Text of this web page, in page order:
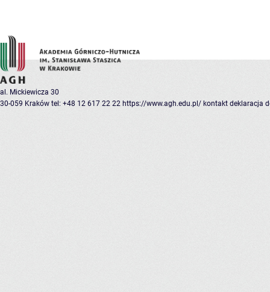
al. Mickiewicza 30
30-059 Kraków tel: +48 12 617 22 22 https://www.agh.edu.pl/ kontakt deklaracja